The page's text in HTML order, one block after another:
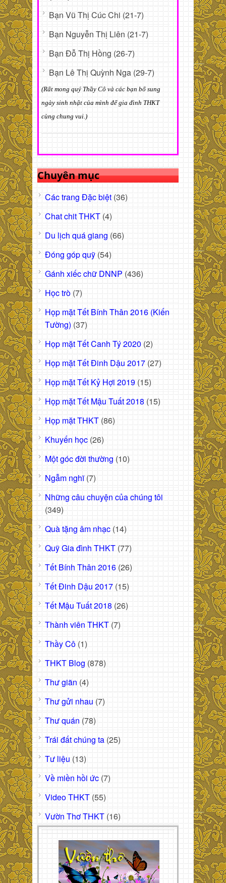
Bạn Vũ Thị Cúc Chi (21-7)
Bạn Nguyễn Thị Liên (21-7)
Bạn Đỗ Thị Hồng (26-7)
Bạn Lê Thị Quỳnh Nga (29-7)
(Rất mong quý Thầy Cô và các bạn bổ sung
ngày sinh nhật của mình để gia đình THKT
cùng chung vui.)
Chuyên mục
Các trang Đặc biệt (36)
Chat chit THKT (4)
Du lịch quá giang (66)
Đóng góp quỹ (54)
Gánh xiếc chữ DNNP (436)
Học trò (7)
Họp mặt Tết Bính Thân 2016 (Kiến
Tường) (37)
Họp mặt Tết Canh Tý 2020 (2)
Họp mặt Tết Đinh Dậu 2017 (27)
Họp mặt Tết Kỷ Hợi 2019 (15)
Họp mặt Tết Mậu Tuất 2018 (15)
Họp mặt THKT (86)
Khuyến học (26)
Một góc đời thường (10)
Ngẫm nghĩ(7)
Những câu chuyện của chúng tôi
(349)
Quà tặng âm nhạc (14)
Quỹ Gia đình THKT (77)
Tết Bính Thân 2016 (26)
Tết Đinh Dậu 2017 (15)
Tết Mậu Tuất 2018 (26)
Thành viên THKT (7)
Thầy Cô (1)
THKT Blog (878)
Thư giãn (4)
Thư gửi nhau (7)
Thư quán (78)
Trái đất chúng ta (25)
Tư liệu (13)
Về miền hồi ức (7)
Video THKT (55)
Vườn Thơ THKT (16)